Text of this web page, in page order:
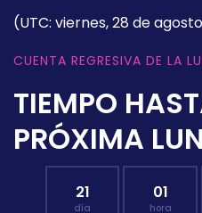
(UTC: viernes, 28 de
CUENTA REGRESIVA DE LA
TIEMPO
PRÓXIMA
21
día
01
hora